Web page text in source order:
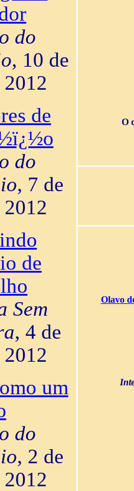
do
, 10 de
de
do
, 7 de
de
Sem
, 4 de
um
do
, 2 de
O
Olavo